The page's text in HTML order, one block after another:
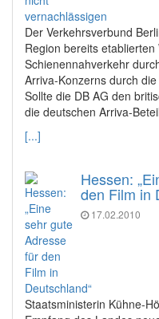
Der Verkehrsverbund
Region bereits etablierten
Schienennahverkehr
Arriva-Konzerns durch
Sollte die DB AG den
die deutschen Arriva-
[...]
Hessen:
den Film in
17.02.2010
Staatsministerin Kühne-